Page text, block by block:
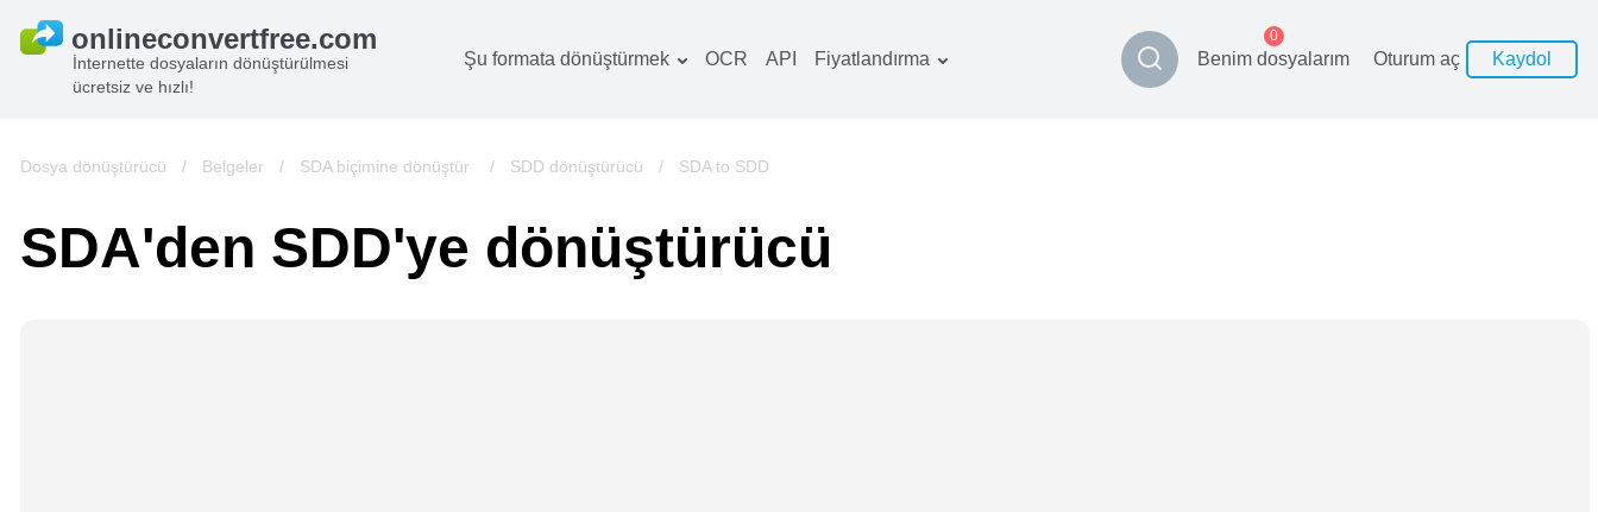
İnternette dosyaların dönüştürülmesi
ücretsiz ve hızlı!
Şu formata dönüştürmek
Görüntüler dönüştürücü
Books dönüştürücü
OCR API Fiyatlandırma Benim dosyalarım
0
Oturum aç Kaydol
Dosya dönüştürücü / Belgeler / SDA biçimine dönüştür / SDD dönüştürücü / SDA to SDD
SDA'den SDD'ye dönüştürücü